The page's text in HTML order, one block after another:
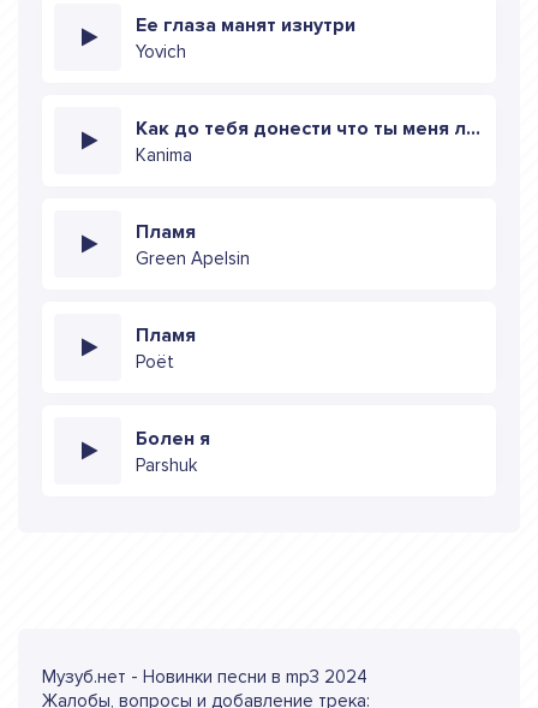
Ее глаза манят изнутри
Yovich
Как до тебя донести что ты меня ломаешь изнутри
Kanima
Пламя
Green Apelsin
Пламя
Poёt
Болен я
Parshuk
Музуб.нет - Новинки песни в mp3 2024
Жалобы, вопросы и добавление трека: